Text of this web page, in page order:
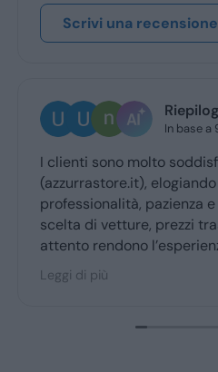
Scrivi una recensione
Riepilogo della revisione
In base a 906 recensioni
soddisfatti di Azzurra Store
Giuseppe per la sua
e competenza. Ampia
trasparenti e servizio
d’acquisto fluida e
parte degli utenti.